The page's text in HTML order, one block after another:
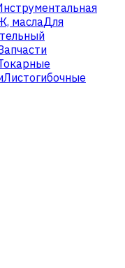
маслаДля
Листогибочные